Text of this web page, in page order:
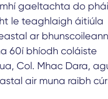
gaeltachta do
le teaghlaigh áitiúla
ar
60í bhíodh coláiste
Col. Mhac Dara,
air muna raibh